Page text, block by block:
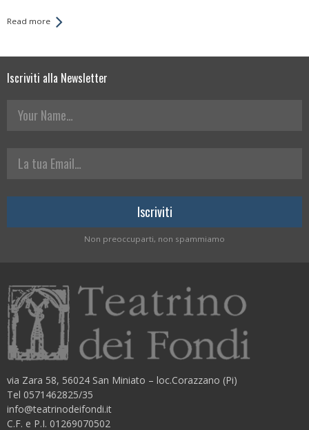
Read more
Iscriviti alla Newsletter
Your Name
La tua Email
Non preoccuparti, non spammiamo
via Zara 58, 56024 San Miniato – loc.Corazzano (Pi)
Tel 0571462825/35
info@teatrinodeifondi.it
C.F. e P.I. 01269070502